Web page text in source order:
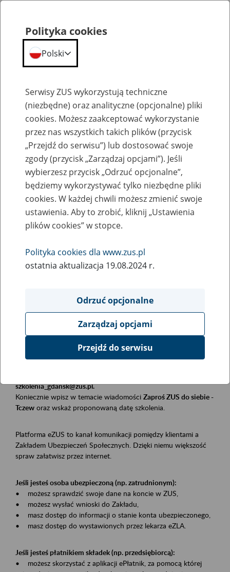
Szkolenia
Zaproś ZUS do siebie: eZUS, wizyty
rezerwowane, e-wizyty, Aktywni 50+
Rodzaj wydarzenia
Szkolenia
Obszar merytoryczny
Płatnicy, ubezpieczeni, świadczeniobiorcy
Opis wydarzenia
Szkolenie stacjonarne w siedzibie firmy, instytucji, urzędu.
szkolenia_gdansk@zus.pl.
Koniecznie wpisz w temacie wiadomości Zaproś ZUS do siebie -
Tczew oraz wskaż proponowaną datę szkolenia.
Platforma eZUS to kanał komunikacji pomiędzy klientami a
Zakładem Ubezpieczeń Społecznych. Dzięki niemu większość
spraw załatwisz przez internet.
Jeśli jesteś osoba ubezpieczoną (np. zatrudnionym):
• możesz sprawdzić swoje dane na koncie w ZUS,
• możesz wysłać wnioski do Zakładu,
• masz dostęp do informacji o stanie konta ubezpieczonego,
• masz dostęp do wystawionych przez lekarza eZLA.
Jeśli jesteś płatnikiem składek (np. przedsiębiorcą):
• możesz skorzystać z aplikacji ePłatnik, za pomocą której
Polityka cookies
Polski
Serwisy ZUS wykorzystują techniczne
(niezbędne) oraz analityczne (opcjonalne) pliki
cookies. Możesz zaakceptować wykorzystanie
przez nas wszystkich takich plików (przycisk
„Przejdź do serwisu”) lub dostosować swoje
zgody (przycisk „Zarządzaj opcjami”). Jeśli
wybierzesz przycisk „Odrzuć opcjonalne”,
będziemy wykorzystywać tylko niezbędne pliki
cookies. W każdej chwili możesz zmienić swoje
ustawienia. Aby to zrobić, kliknij „Ustawienia
plików cookies” w stopce.
Polityka cookies dla www.zus.pl
ostatnia aktualizacja 19.08.2024 r.
Odrzuć opcjonalne
Zarządzaj opcjami
Przejdź do serwisu